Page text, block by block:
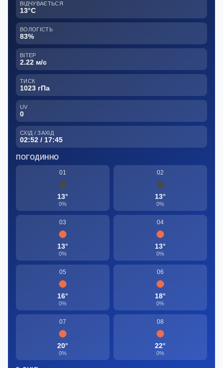
ВІДЧУВАЄТЬСЯ
13°C
ВОЛОГІСТЬ
83%
ВІТЕР
2.22 м/с
ТИСК
1023 гПа
UV
0
СХІД / ЗАХІД
02:52 / 17:45
ПОГОДИННО
01
13°
0%
02
13°
0%
03
13°
0%
04
13°
0%
05
16°
0%
06
18°
0%
07
20°
0%
08
22°
0%